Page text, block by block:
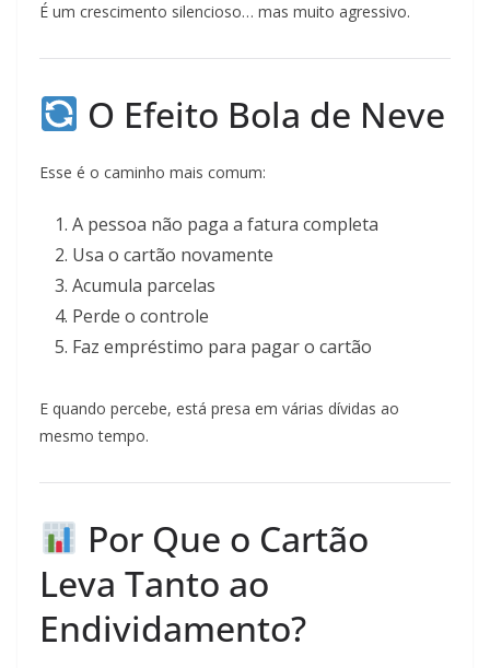
É um crescimento silencioso… mas muito agressivo.
O Efeito Bola de Neve
Esse é o caminho mais comum:
A pessoa não paga a fatura completa
Usa o cartão novamente
Acumula parcelas
Perde o controle
Faz empréstimo para pagar o cartão
E quando percebe, está presa em várias dívidas ao
mesmo tempo.
Por Que o Cartão
Leva Tanto ao
Endividamento?